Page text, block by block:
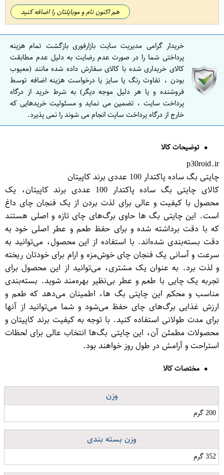
هم اکنون نام و موبایلتان را اضافه کنید
خریدار گرامی مدیریت سایت بازارفوری بازگشت تمام هزینه
پرداختی شما را در صورت عدم رضایت به دلیل عدم مطابقت
کالای خریداری شده با کالای سفارش داده شده مانند (معیوب
بودن ، تفاوت رنگ یا سایز یا درخواست هزینه اضافه توسط
فروشنده و یا هر دلیل موجه دیگر) به شرط خرید از درگاه
پرداخت سایت ، تضمین می نماید و مسئولیت خریدهایی که
خارج از درگاه پرداخت سایت انجام می شوند را نمی پذیرد.
توضیحات کالا
p30roid.ir
چایتی بگ ساده پاکتدار 100 عددی برند کاپیتان
کالای چایتی بگ ساده پاکتدار 100 عددی برند کاپیتان، یک
محصول با کیفیت و عالی برای لذت بردن از یک فنجان چای داغ
است. این چایتی بگ ها حاوی برگ‌های چای تازه و اصلی هستند
که با دقت برداشته شده و برای حفظ طعم و عطر اصلی خود به
دقت بسته‌بندی شده‌اند. با استفاده از این محصول، می‌توانید به
سرعت و آسانی یک فنجان چای خوش‌مزه و ارام برای خودتان ریخته
و لذت برد. به عنوان یک مشتری، می‌توانید از این محصول برای
تجربه یک چایی با طعم و عطر بی‌نظیر بهره‌مند شوید. بسته‌بندی
مناسب و محکم این چایتی بگ ها، اطمینان می‌دهد که طعم و
ارزش غذایی برگ‌های چای حفظ می‌شود و شما می‌توانید از آنها
برای مدت طولانی استفاده کنید. با توجه به کیفیت برند کاپیتان و
محصولات مطمئن آن، این چایتی بگ‌ها انتخاب عالی برای لحظات
استراحت و آرامش در طول روز خواهند بود.
مختصات کالا
وزن
200 گرم
وزن بسته بندی
352 گرم